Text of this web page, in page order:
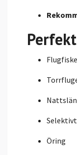
Flugfiske
Öring